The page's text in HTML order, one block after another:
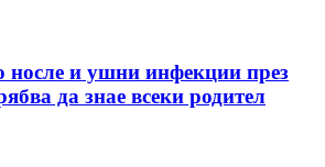
носле и ушни инфекции през
да знае всеки родител